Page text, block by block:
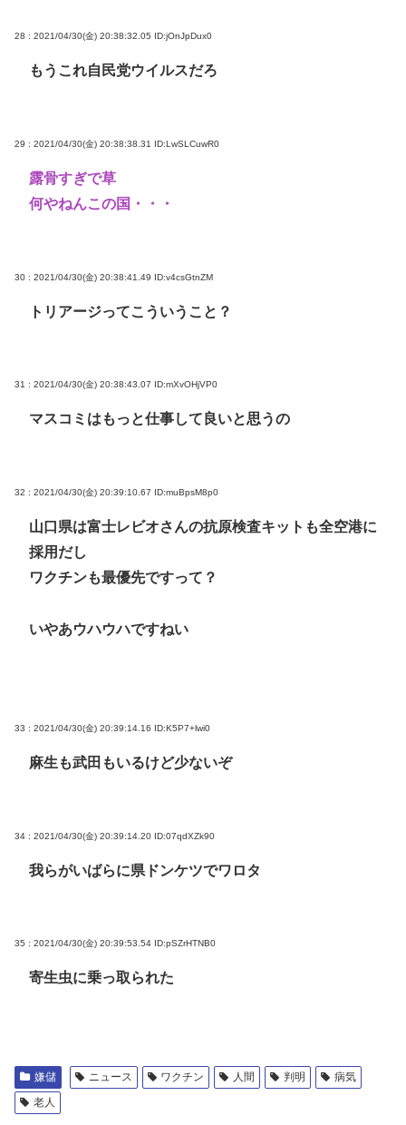
28 : 2021/04/30(金) 20:38:32.05 ID:jOnJpDux0
もうこれ自民党ウイルスだろ
29 : 2021/04/30(金) 20:38:38.31 ID:LwSLCuwR0
露骨すぎで草
何やねんこの国・・・
30 : 2021/04/30(金) 20:38:41.49 ID:v4csGtnZM
トリアージってこういうこと？
31 : 2021/04/30(金) 20:38:43.07 ID:mXvOHjVP0
マスコミはもっと仕事して良いと思うの
32 : 2021/04/30(金) 20:39:10.67 ID:muBpsM8p0
山口県は富士レビオさんの抗原検査キットも全空港に
採用だし
ワクチンも最優先ですって？
いやあウハウハですねい
33 : 2021/04/30(金) 20:39:14.16 ID:K5P7+lwi0
麻生も武田もいるけど少ないぞ
34 : 2021/04/30(金) 20:39:14.20 ID:07qdXZk90
我らがいばらに県ドンケツでワロタ
35 : 2021/04/30(金) 20:39:53.54 ID:pSZrHTNB0
寄生虫に乗っ取られた
嫌儲 ニュース ワクチン 人間 判明
病気
老人